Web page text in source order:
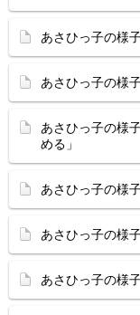
あさひっ子の様
あさひっ子の様
あさひっ子の様
める」
あさひっ子の様
あさひっ子の様
あさひっ子の様